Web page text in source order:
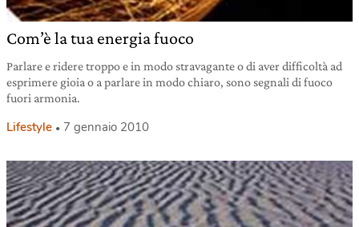
Com’è la tua energia fuoco
Parlare e ridere troppo e in modo stravagante o di aver difficoltà ad
esprimere gioia o a parlare in modo chiaro, sono segnali di fuoco
fuori armonia.
Lifestyle 7 gennaio 2010